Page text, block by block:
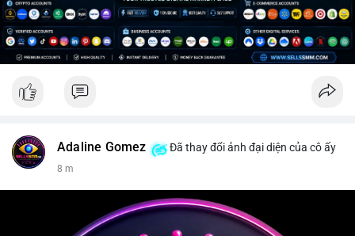
Adaline Gomez Đã thay đổi ảnh đại diện của cô ấy
8 m